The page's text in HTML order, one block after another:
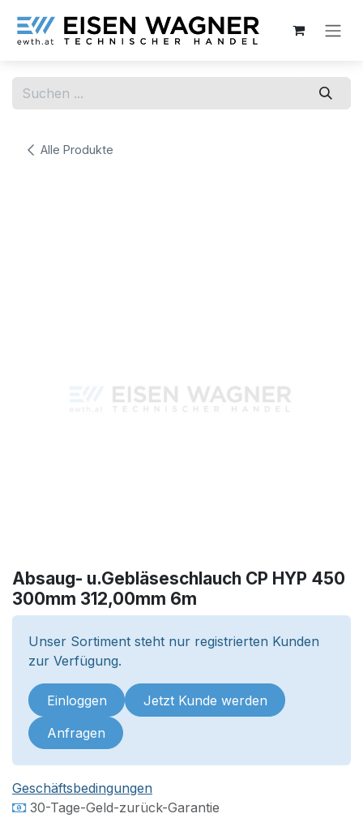
Alle Produkte
Absaug- u.Gebläseschlauch CP HYP 450
300mm 312,00mm 6m
Unser Sortiment steht nur registrierten Kunden
zur Verfügung.
Einloggen Jetzt Kunde werden
Anfragen
Geschäftsbedingungen
30-Tage-Geld-zurück-Garantie